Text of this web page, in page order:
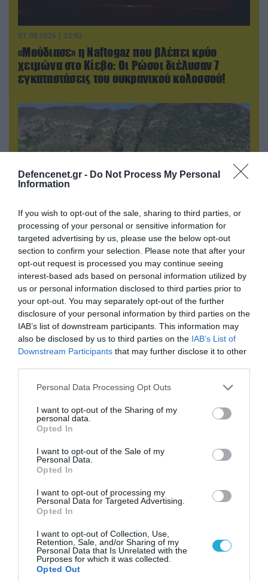
Defencenet.gr - Do Not Process My Personal
Information
If you wish to opt-out of the sale, sharing to third parties, or
processing of your personal or sensitive information for
targeted advertising by us, please use the below opt-out
section to confirm your selection. Please note that after your
opt-out request is processed you may continue seeing
interest-based ads based on personal information utilized by
us or personal information disclosed to third parties prior to
your opt-out. You may separately opt-out of the further
disclosure of your personal information by third parties on the
IAB’s list of downstream participants. This information may
also be disclosed by us to third parties on the IAB’s List of
Downstream Participants that may further disclose it to other
Please note that this website/app uses one or more Google
not limited to your visit or usage behaviour. You may click to
grant or deny consent to Google and its third-party tags to
use your data for below specified purposes in below Google
consent section.
Personal Data Processing Opt Outs
I want to opt-out of the Sharing of my
personal data.
Opted In
I want to opt-out of the Sale of my
Personal Data.
Opted In
I want to opt-out of processing my
Personal Data for Targeted Advertising.
Opted In
I want to opt-out of Collection, Use,
Retention, Sale, and/or Sharing of my
Personal Data that Is Unrelated with the
Purposes for which it was collected.
Opted Out
07.08.2026 | 23:02
«Μούδιασε» η Naftogaz που βλέπει κρύο
χειμώνα στο Κίεβο: Οι Ρώσοι διέλυσαν 7
εγκαταστάσεις του ουκρανικού κολοσσού!
07.08.2026 | 11:02
Κλειστή μέχρι νεωτέρας η παραλία
Λυκοδήμου στα Κύθηρα για λόγους ασφαλείας
ΠΟΛΙΤΙΚΗ
08.08.2026 | 09:02
«Η απόλυτη τραγωδία»: Η «αιχμηρή» ανάρτηση
του Αρκά για τα τατουάζ (φωτο)